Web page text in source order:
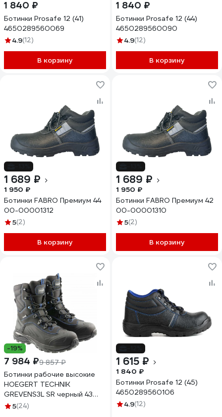
1 840 ₽
Ботинки Prosafe 12 (41)
4650289560069
4.9(12)
В корзину
1 840 ₽
Ботинки Prosafe 12 (44)
4650289560090
4.9(12)
В корзину
1 689 ₽
1 950 ₽
Ботинки FABRO Премиум 44
00-00001312
5(2)
В корзину
1 689 ₽
1 950 ₽
Ботинки FABRO Премиум 42
00-00001310
5(2)
В корзину
-19%
7 984 ₽9 857 ₽
Ботинки рабочие высокие
HOEGERT TECHNIK
GREVENS3L SR черный 43
HT5K592-43
5(24)
1 615 ₽
1 840 ₽
Ботинки Prosafe 12 (45)
4650289560106
4.9(12)